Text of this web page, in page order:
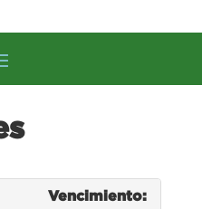
Vencimiento: